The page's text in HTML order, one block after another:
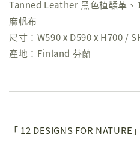
Tanned Leather 黑色植鞣革
麻帆布
尺寸：W590 x D590 x H700 /
產地：Finland 芬蘭
「 12 DESIGNS FOR NATURE」